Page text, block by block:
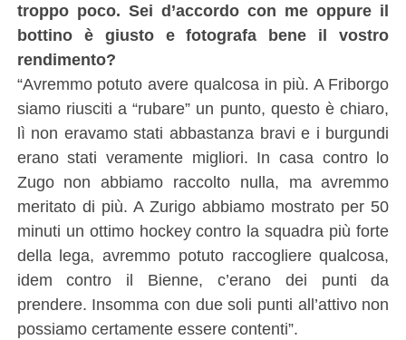
troppo poco. Sei d’accordo con me oppure il
bottino è giusto e fotografa bene il vostro
rendimento?
“Avremmo potuto avere qualcosa in più. A Friborgo
siamo riusciti a “rubare” un punto, questo è chiaro,
lì non eravamo stati abbastanza bravi e i burgundi
erano stati veramente migliori. In casa contro lo
Zugo non abbiamo raccolto nulla, ma avremmo
meritato di più. A Zurigo abbiamo mostrato per 50
minuti un ottimo hockey contro la squadra più forte
della lega, avremmo potuto raccogliere qualcosa,
idem contro il Bienne, c’erano dei punti da
prendere. Insomma con due soli punti all’attivo non
possiamo certamente essere contenti”.